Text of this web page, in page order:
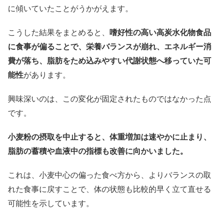
に傾いていたことがうかがえます。
こうした結果をまとめると、 嗜好性の高い高炭水化物食品
に食事が偏ることで、栄養バランスが崩れ、エネルギー消
費が落ち、脂肪をため込みやすい代謝状態へ移っていた可
能性があります。
興味深いのは、この変化が固定されたものではなかった点
です。
小麦粉の摂取を中止すると、体重増加は速やかに止まり、
脂肪の蓄積や血液中の指標も改善に向かいました。
これは、小麦中心の偏った食べ方から、よりバランスの取
れた食事に戻すことで、体の状態も比較的早く立て直せる
可能性を示しています。